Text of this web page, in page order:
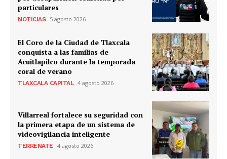
particulares
NOTICIAS 5 agosto 2026
El Coro de la Ciudad de Tlaxcala
conquista a las familias de
Acuitlapilco durante la temporada
coral de verano
TLAXCALA CAPITAL 4 agosto 2026
Villarreal fortalece su seguridad con
la primera etapa de un sistema de
videovigilancia inteligente
TERRENATE 4 agosto 2026